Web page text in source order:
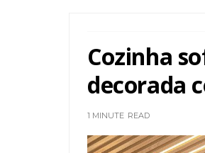
Cozinha
decorada
1 MINUTE READ